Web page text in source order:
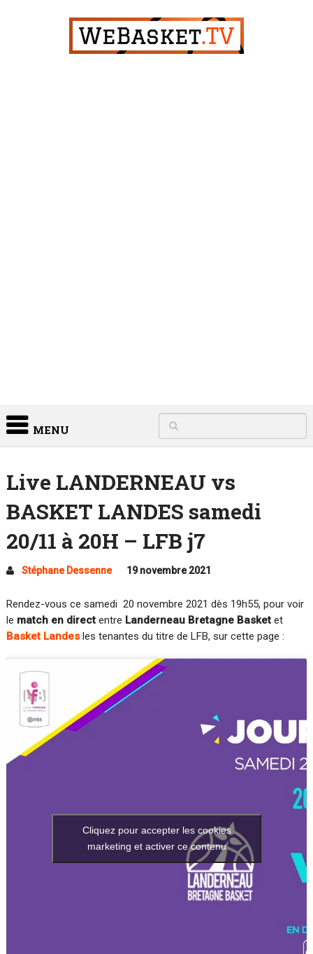
MENU
Live LANDERNEAU vs
BASKET LANDES samedi
20/11 à 20H – LFB j7
Stéphane Dessenne 19 novembre 2021
Rendez-vous ce samedi 20 novembre 2021 dès 19h55, pour voir
le match en directentre Landerneau Bretagne Basketet
Basket Landesles tenantes du titre de LFB, sur cette page :
Cliquez pour accepter les cookies
marketing et activer ce contenu